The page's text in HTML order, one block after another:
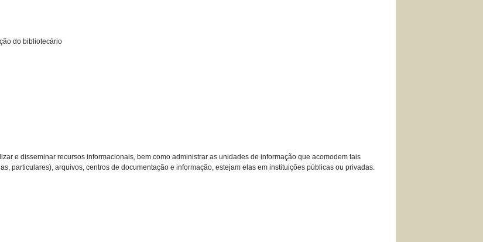
do bibliotecário
e disseminar recursos informacionais, bem como administrar as unidades de informação que acomodem tais
particulares), arquivos, centros de documentação e informação, estejam elas em instituições públicas ou privadas.